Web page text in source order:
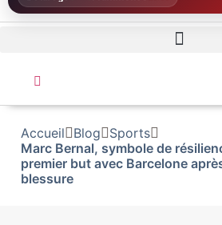
Accueil Blog
Sports
Marc Bernal, symbole de
premier but avec Barcelone
blessure